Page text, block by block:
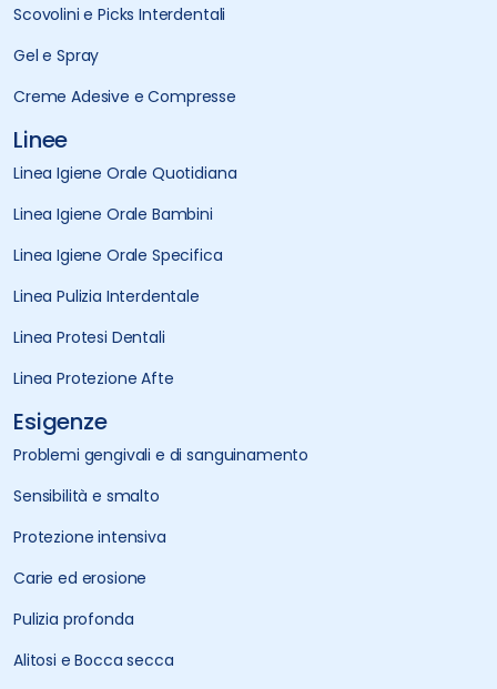
Scovolini e Picks Interdentali
Gel e Spray
Creme Adesive e Compresse
Linee
Linea Igiene Orale Quotidiana
Linea Igiene Orale Bambini
Linea Igiene Orale Specifica
Linea Pulizia Interdentale
Linea Protesi Dentali
Linea Protezione Afte
Esigenze
Problemi gengivali e di sanguinamento
Sensibilità e smalto
Protezione intensiva
Carie ed erosione
Pulizia profonda
Alitosi e Bocca secca